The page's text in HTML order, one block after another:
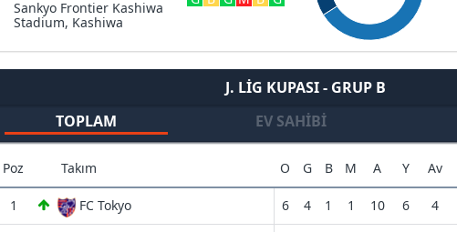
Sankyo Frontier Kashiwa
Stadium, Kashiwa
J. LIG KUPASI - GRUP B
TOPLAM
EV SAHIBI
Poz Takım O G B M A Y Av
1 FC Tokyo 6 4 1 1 10 6 4